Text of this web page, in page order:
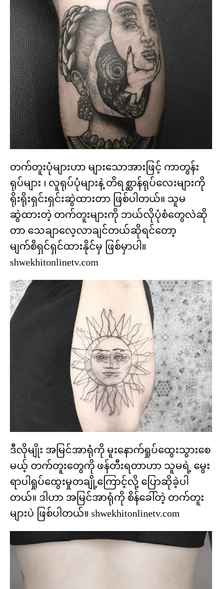
တက်တူးပုံများဟာ များသောအားဖြင့် ကာတွန်း
ရုပ်များ ၊ လူရုပ်ပုံများနဲ့ တိရစ္ဆာန်ရုပ်လေးများကို
ရိုးရိုးရှင်းရှင်းဆွဲထားတာ ဖြစ်ပါတယ်။ သူမ
ဆွဲထားတဲ့ တက်တူးများကို ဘယ်လိုပုံစံတွေလဲဆို
တာ သေချာလေ့လာချင်တယ်ဆိုရင်တော့
မျက်စိရှင်ရှင်ထားနိုင်မှ ဖြစ်မှာပါ။
shwekhitonlinetv.com
ဒီလိုမျိုး အမြင်အာရုံကို မူးနောက်ရှုပ်ထွေးသွားစေ
မယ့် တက်တူးတွေကို ဖန်တီးရတာဟာ သူမရဲ့ မွေး
ရာပါရှုပ်ထွေးမှုတချို့ကြောင့်လို့ ပြောဆိုခဲ့ပါ
တယ်။ ဒါဟာ အမြင်အာရုံကို စိန်ခေါ်တဲ့ တက်တူး
များပဲ ဖြစ်ပါတယ်။ shwekhitonlinetv.com